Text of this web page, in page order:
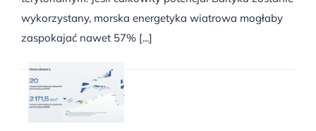
wykorzystany, morska energetyka wiatrowa mogłaby
zaspokajać nawet 57% [...]